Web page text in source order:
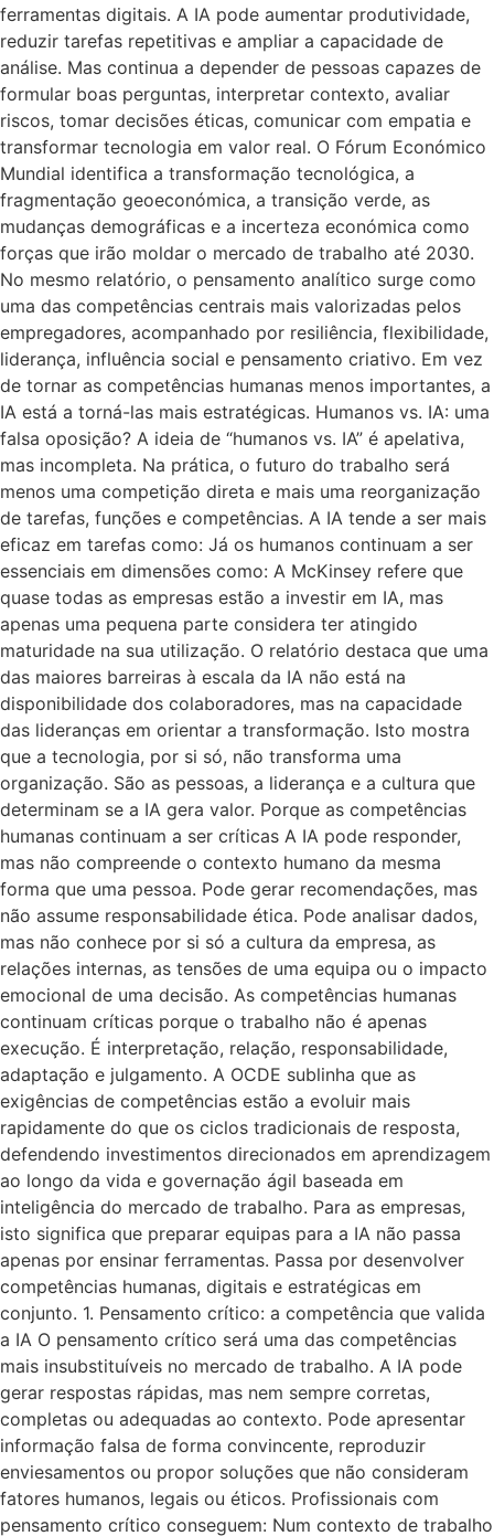
ferramentas digitais. A IA pode aumentar produtividade,
reduzir tarefas repetitivas e ampliar a capacidade de
análise. Mas continua a depender de pessoas capazes de
formular boas perguntas, interpretar contexto, avaliar
riscos, tomar decisões éticas, comunicar com empatia e
transformar tecnologia em valor real. O Fórum Económico
Mundial identifica a transformação tecnológica, a
fragmentação geoeconómica, a transição verde, as
mudanças demográficas e a incerteza económica como
forças que irão moldar o mercado de trabalho até 2030.
No mesmo relatório, o pensamento analítico surge como
uma das competências centrais mais valorizadas pelos
empregadores, acompanhado por resiliência, flexibilidade,
liderança, influência social e pensamento criativo. Em vez
de tornar as competências humanas menos importantes, a
IA está a torná-las mais estratégicas. Humanos vs. IA: uma
falsa oposição? A ideia de “humanos vs. IA” é apelativa,
mas incompleta. Na prática, o futuro do trabalho será
menos uma competição direta e mais uma reorganização
de tarefas, funções e competências. A IA tende a ser mais
eficaz em tarefas como: Já os humanos continuam a ser
essenciais em dimensões como: A McKinsey refere que
quase todas as empresas estão a investir em IA, mas
apenas uma pequena parte considera ter atingido
maturidade na sua utilização. O relatório destaca que uma
das maiores barreiras à escala da IA não está na
disponibilidade dos colaboradores, mas na capacidade
das lideranças em orientar a transformação. Isto mostra
que a tecnologia, por si só, não transforma uma
organização. São as pessoas, a liderança e a cultura que
determinam se a IA gera valor. Porque as competências
humanas continuam a ser críticas A IA pode responder,
mas não compreende o contexto humano da mesma
forma que uma pessoa. Pode gerar recomendações, mas
não assume responsabilidade ética. Pode analisar dados,
mas não conhece por si só a cultura da empresa, as
relações internas, as tensões de uma equipa ou o impacto
emocional de uma decisão. As competências humanas
continuam críticas porque o trabalho não é apenas
execução. É interpretação, relação, responsabilidade,
adaptação e julgamento. A OCDE sublinha que as
exigências de competências estão a evoluir mais
rapidamente do que os ciclos tradicionais de resposta,
defendendo investimentos direcionados em aprendizagem
ao longo da vida e governação ágil baseada em
inteligência do mercado de trabalho. Para as empresas,
isto significa que preparar equipas para a IA não passa
apenas por ensinar ferramentas. Passa por desenvolver
competências humanas, digitais e estratégicas em
conjunto. 1. Pensamento crítico: a competência que valida
a IA O pensamento crítico será uma das competências
mais insubstituíveis no mercado de trabalho. A IA pode
gerar respostas rápidas, mas nem sempre corretas,
completas ou adequadas ao contexto. Pode apresentar
informação falsa de forma convincente, reproduzir
enviesamentos ou propor soluções que não consideram
fatores humanos, legais ou éticos. Profissionais com
pensamento crítico conseguem: Num contexto de trabalho